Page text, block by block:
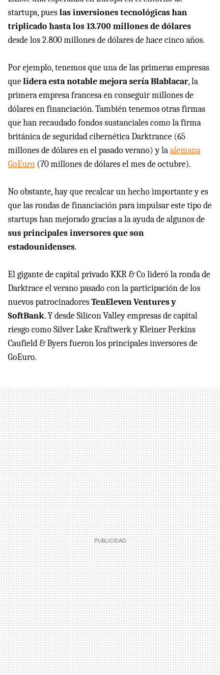
startups, pueslas inversiones tecnológicas han
triplicado hasta los 13.700 millones de dólares
desde los 2.800 millones de dólares de hace cinco años.
Por ejemplo, tenemos que una de las primeras empresas
quelidera esta notable mejora sería Blablacar, la
primera empresa francesa en conseguir millones de
dólares en financiación. También tenemos otras firmas
que han recaudado fondos sustanciales como la firma
británica de seguridad cibernética Darktrance (65
millones de dólares en el pasado verano) y laalemana
GoEuro (70 millones de dólares el mes de octubre).
No obstante, hay que recalcar un hecho importante y es
que las rondas de financiación para impulsar este tipo de
startups han mejorado gracias a la ayuda de algunos de
sus principales inversores que son
estadounidenses.
El gigante de capital privado KKR & Co lideró la ronda de
Darktrace el verano pasado con la participación de los
nuevos patrocinadoresTenEleven Ventures y
SoftBank. Y desde Silicon Valley empresas de capital
riesgo como Silver Lake Kraftwerk y Kleiner Perkins
Caufield & Byers fueron los principales inversores de
GoEuro.